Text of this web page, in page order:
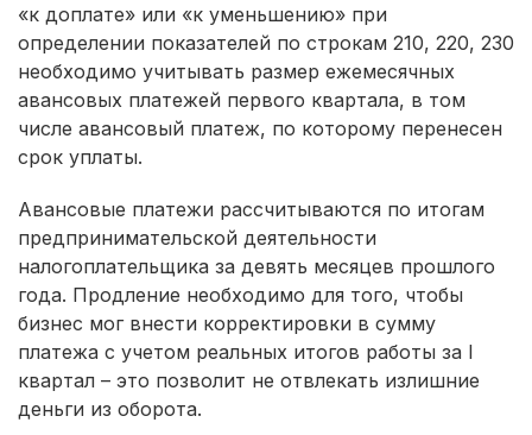
«к доплате» или «к уменьшению» при
определении показателей по строкам 210, 220, 230
необходимо учитывать размер ежемесячных
авансовых платежей первого квартала, в том
числе авансовый платеж, по которому перенесен
срок уплаты.
Авансовые платежи рассчитываются по итогам
предпринимательской деятельности
налогоплательщика за девять месяцев прошлого
года. Продление необходимо для того, чтобы
бизнес мог внести корректировки в сумму
платежа с учетом реальных итогов работы за I
квартал – это позволит не отвлекать излишние
деньги из оборота.